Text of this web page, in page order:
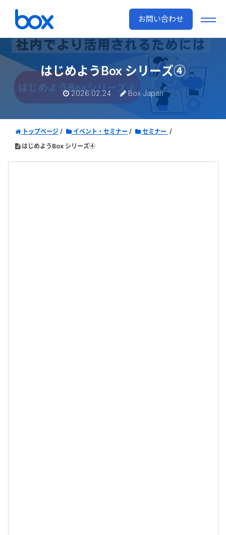
お問い合わせ
はじめようBox シリーズ④
2026.02.24 Box Japan
トップページ イベント・セミナー
セミナー
はじめようBox シリーズ④